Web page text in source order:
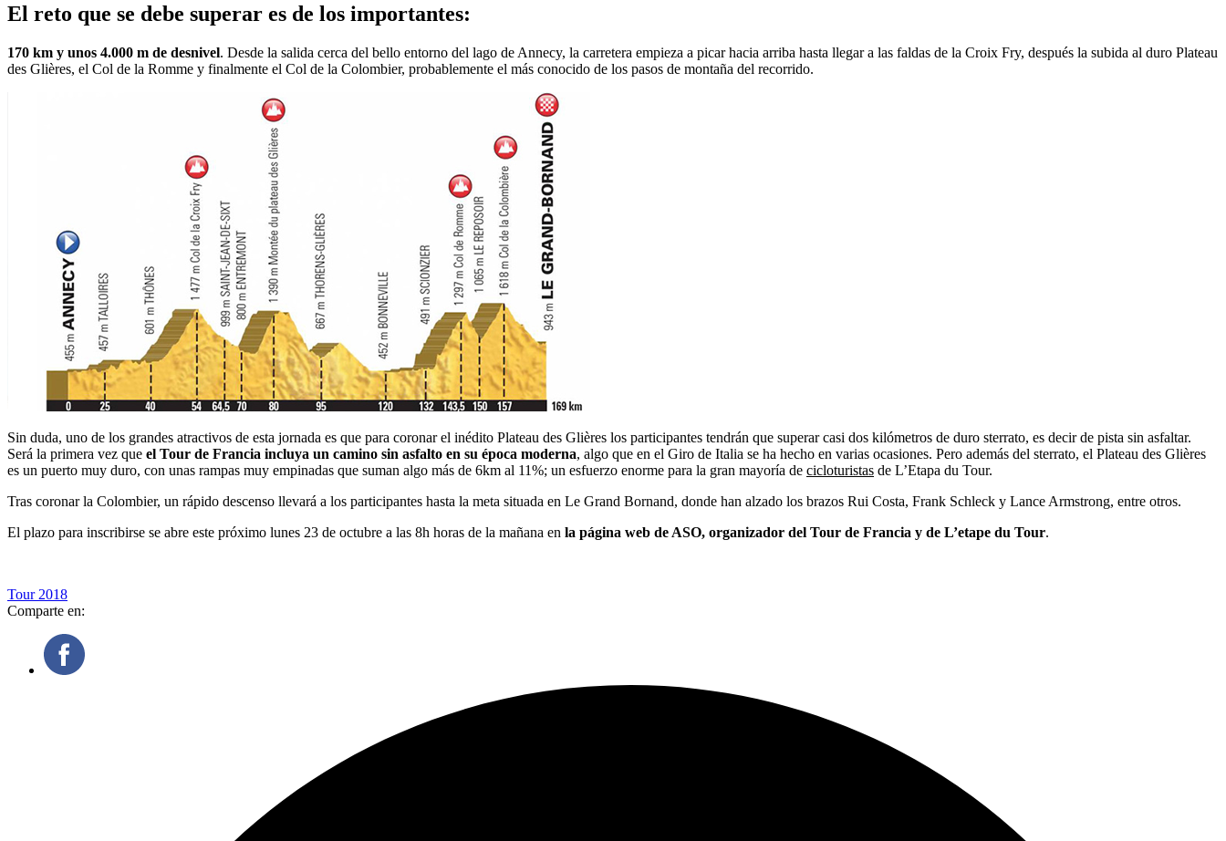
El reto que se debe superar es de los importantes:
170 km y unos 4.000 m de desnivel. Desde la salida cerca del bello entorno del lago de Annecy, la carretera empieza a picar hacia arriba hasta llegar a las faldas de la Croix Fry, después la subida al duro Plateau
des Glières, el Col de la Romme y finalmente el Col de la Colombier, probablemente el más conocido de los pasos de montaña del recorrido.
Sin duda, uno de los grandes atractivos de esta jornada es que para coronar el inédito Plateau des Glières los participantes tendrán que superar casi dos kilómetros de duro sterrato, es decir de pista sin asfaltar.
Será la primera vez que el Tour de Francia incluya un camino sin asfalto en su época moderna, algo que en el Giro de Italia se ha hecho en varias ocasiones. Pero además del sterrato, el Plateau des Glières
es un puerto muy duro, con unas rampas muy empinadas que suman algo más de 6km al 11%; un esfuerzo enorme para la gran mayoría de cicloturistas de L’Etapa du Tour.
Tras coronar la Colombier, un rápido descenso llevará a los participantes hasta la meta situada en Le Grand Bornand, donde han alzado los brazos Rui Costa, Frank Schleck y Lance Armstrong, entre otros.
El plazo para inscribirse se abre este próximo lunes 23 de octubre a las 8h horas de la mañana en la página web de ASO, organizador del Tour de Francia y de L’etape du Tour.
Tour 2018
Comparte en: